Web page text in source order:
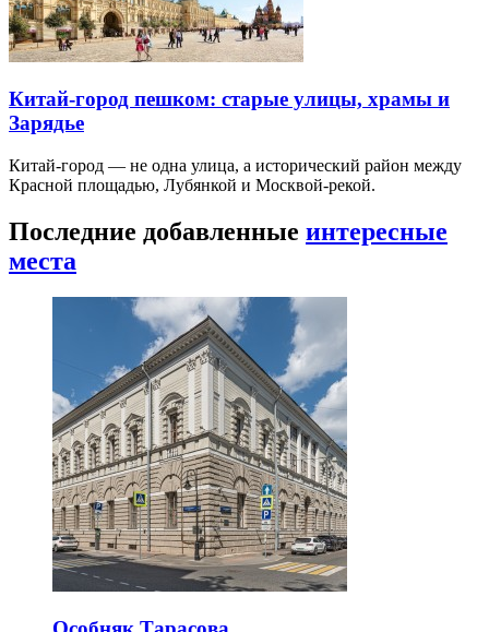
Китай-город пешком: старые улицы, храмы и
Зарядье
Китай-город — не одна улица, а исторический район между
Красной площадью, Лубянкой и Москвой-рекой.
Последние добавленные интересные
места